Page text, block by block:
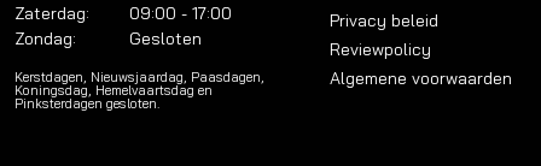
Zaterdag:
09:00 - 17:00
Zondag:
Gesloten
Kerstdagen, Nieuwsjaardag, Paasdagen,
Koningsdag, Hemelvaartsdag en
Pinksterdagen gesloten.
Privacy beleid
Reviewpolicy
Algemene voorwaarden